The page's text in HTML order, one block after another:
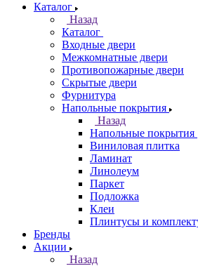
Каталог
Назад
Каталог
Входные двери
Межкомнатные двери
Противопожарные двери
Скрытые двери
Фурнитура
Напольные покрытия
Назад
Напольные покрытия
Виниловая плитка
Ламинат
Линолеум
Паркет
Подложка
Клеи
Плинтусы и
Бренды
Акции
Назад